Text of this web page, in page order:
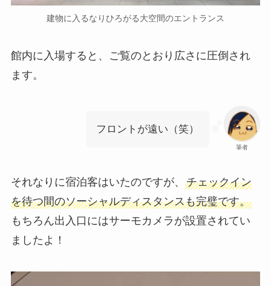
建物に入るなりひろがる大空間のエントランス
館内に入場すると、ご覧のとおり広さに圧倒され
ます。
筆者
フロントが遠い（笑）
それなりに宿泊客はいたのですが、 チェックイン
を待つ間のソーシャルディスタンスも完璧です。
もちろん出入口にはサーモカメラが設置されてい
ましたよ！